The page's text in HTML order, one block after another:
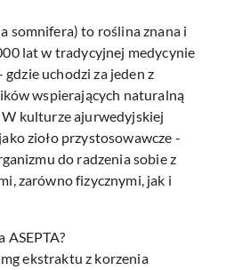
somnifera) to roślina znana i
lat w tradycyjnej medycynie
uchodzi za jeden z
wspierających naturalną
kulturze ajurwedyjskiej
zioło przystosowawcze -
do radzenia sobie z
zarówno fizycznymi, jak i
ASEPTA?
ekstraktu z korzenia